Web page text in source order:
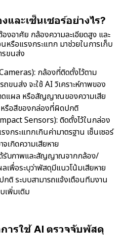
และเซ็นเซอร์อย่างไร?
งอาศัย กล้องความละเอียดสูง และ
หรือแรงกระแทก มาช่วยในการเก็บ
รขนส่ง
กล้องที่ติดตั้งไว้ตาม
ขนส่ง จะใช้ AI วิเคราะห์ภาพของ
ดแผล หรือสัญญาณของความเสีย
รือสีของกล่องที่ผิดปกติ
Sensors): ติดตั้งไว้ในกล่อง
งกระแทกเกินค่ามาตรฐาน เซ็นเซอร์
เกิดความเสียหาย
ด้รับภาพและสัญญาณจากกล้อง/
ลเพื่อระบุว่าพัสดุมีแนวโน้มเสียหาย
ติ ระบบสามารถแจ้งเตือนทีมงาน
เพิ่มเติม
ารใช้ AI ตรวจจับพัสดุ